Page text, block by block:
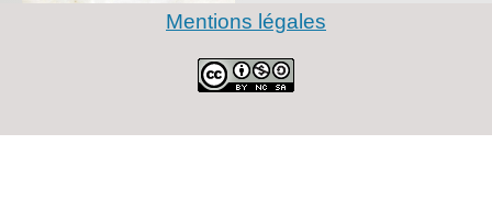
Mentions légales